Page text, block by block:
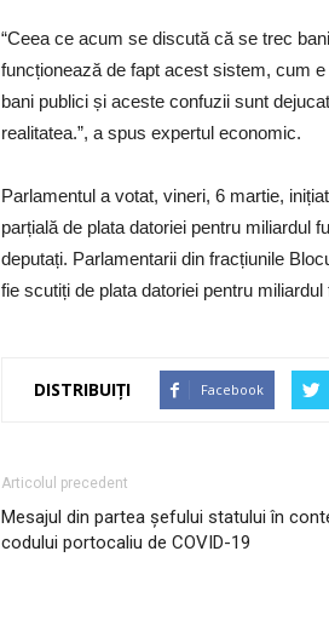
“Ceea ce acum se discută că se trec
funcționează de fapt acest sistem, cum
bani publici și aceste confuzii sunt
realitatea.”, a spus expertul economic.
Parlamentul a votat, vineri, 6 martie,
parțială de plata datoriei pentru miliardul
deputați. Parlamentarii din fracțiunile
fie scutiți de plata datoriei pentru miliardul
DISTRIBUIȚI Facebook
Articolul precedent
Mesajul din partea șefului statului în
codului portocaliu de COVID-19